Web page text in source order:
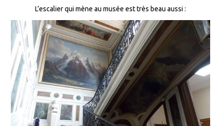
L’escalier qui mène au musée est très beau aussi :